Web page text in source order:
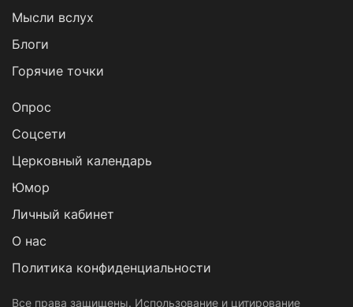
Мысли вслух
Блоги
Горячие точки
Опрос
Cоцсети
Церковный календарь
Юмор
Личный кабинет
О нас
Политика конфиденциальности
Все права защищены. Использование и цитирование